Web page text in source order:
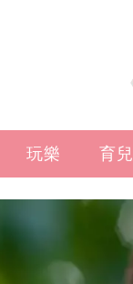
玩樂 育兒